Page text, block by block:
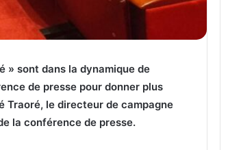
» sont dans la dynamique de
de presse pour donner plus
Traoré, le directeur de campagne
la conférence de presse.